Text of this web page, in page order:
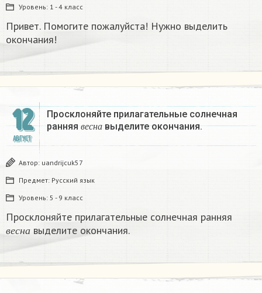
Уровень: 1 - 4 класс
Привет. Помогите пожалуйста! Нужно выделить
окончания!
12
АВГУСТ
Просклоняйте прилагательные солнечная
ранняя
в е с н а
весна
выделите окончания.
Автор: uandrijcuk57
Предмет: Русский язык
Уровень: 5 - 9 класс
Просклоняйте прилагательные солнечная ранняя
в е с н а
весна
выделите окончания.